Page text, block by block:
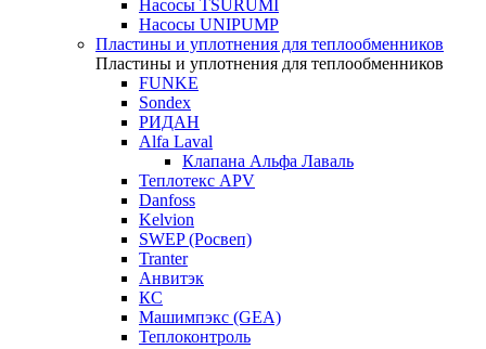
Насосы TSURUMI
Насосы UNIPUMP
Пластины и уплотнения для теплообменников
Пластины и уплотнения для теплообменников
FUNKE
Sondex
РИДАН
Alfa Laval
Клапана Альфа Лаваль
Теплотекс APV
Danfoss
Kelvion
SWEP (Росвеп)
Tranter
Анвитэк
КС
Машимпэкс (GEA)
Теплоконтроль